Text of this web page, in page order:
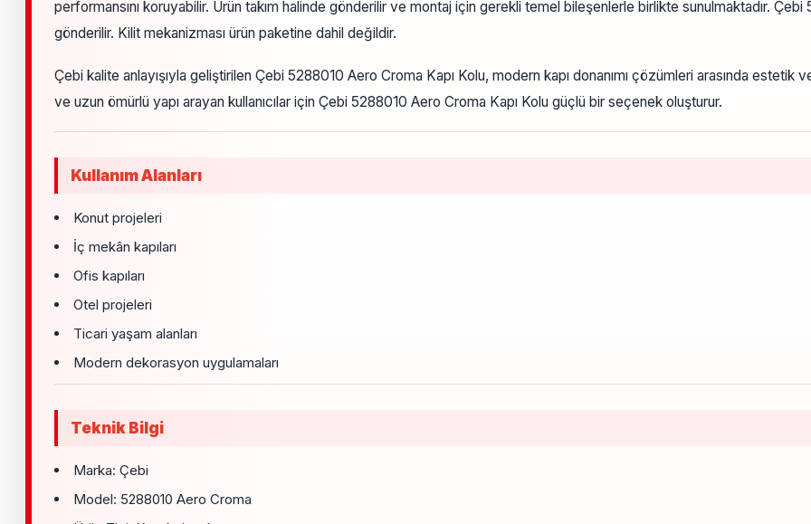
performansını koruyabilir. Ürün takım halinde gönderilir ve montaj için gerekli temel bileşenlerle birlikte sunulmaktadır.
gönderilir. Kilit mekanizması ürün paketine dahil değildir.
Çebi kalite anlayışıyla geliştirilen Çebi 5288010 Aero Croma Kapı Kolu, modern kapı donanımı çözümleri arasında estetik
ve uzun ömürlü yapı arayan kullanıcılar için Çebi 5288010 Aero Croma Kapı Kolu güçlü bir seçenek oluşturur.
Kullanım Alanları
Konut projeleri
İç mekân kapıları
Ofis kapıları
Otel projeleri
Ticari yaşam alanları
Modern dekorasyon uygulamaları
Teknik Bilgi
Marka: Çebi
Model: 5288010 Aero Croma